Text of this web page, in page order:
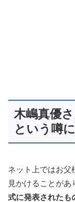
木嶋真優
という噂
ネット上ではお父
見かけることがあ
式に発表されたも